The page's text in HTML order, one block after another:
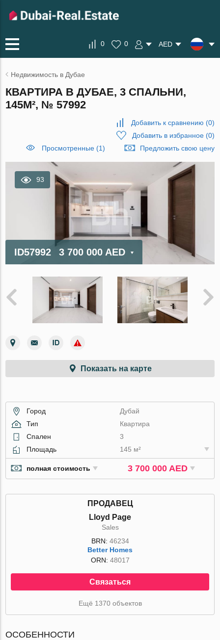
0 0 AED
Недвижимость в Дубае
КВАРТИРА В ДУБАЕ, 3 СПАЛЬНИ,
145М², № 57992
Добавить к сравнению (0)
Добавить в избранное(0)
Просмотренные (1)
Предложить свою цену
93
ID57992 3 700 000 AED
Показать на карте
Город
Дубай
Тип
Квартира
Спален
3
Площадь
145 м²
полная стоимость 3 700 000 AED
ПРОДАВЕЦ
Lloyd Page
Sales
BRN: 46234
Better Homes
ORN: 48017
Связаться
Ещё 1370 объектов
ОСОБЕННОСТИ